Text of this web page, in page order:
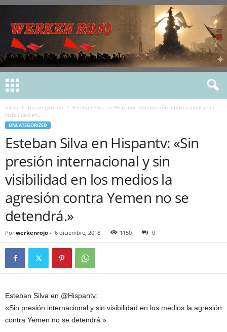
Inicio Uncategorized
Esteban Silva en Hispantv: «Sin presión internacional y sin
visibilidad en...
UNCATEGORIZED
Esteban Silva en Hispantv: «Sin
presión internacional y sin
visibilidad en los medios la
agresión contra Yemen no se
detendrá.»
Por werkenrojo - 6 diciembre, 2018 1150 0
Esteban Silva en @Hispantv:
«Sin presión internacional y sin visibilidad en los medios la agresión
contra Yemen no se detendrá.»